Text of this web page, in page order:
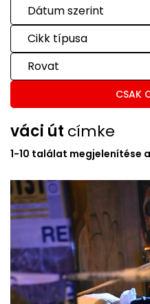
Dátum szerint
Cikk típusa
Rovat
CSAK
váci út címke
1-10 találat megjelenítése